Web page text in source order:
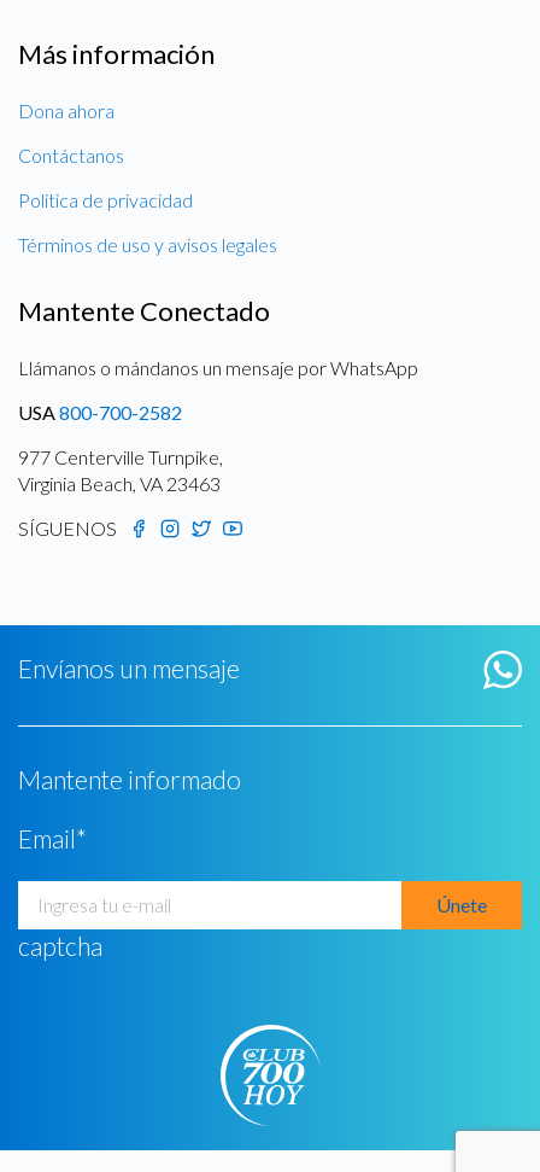
Más información
Dona ahora
Contáctanos
Política de privacidad
Términos de uso y avisos legales
Mantente Conectado
Llámanos o mándanos un mensaje por WhatsApp
USA800-700-2582
977 Centerville Turnpike,
Virginia Beach, VA 23463
SÍGUENOS
Envíanos un mensaje
Mantente informado
Email*
captcha